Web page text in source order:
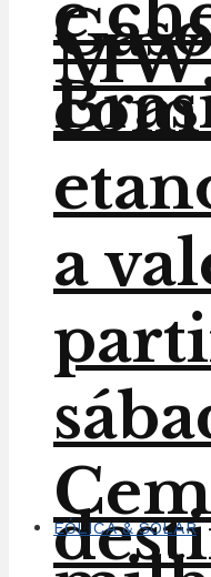
MW
com
a
EÓLICA & SOLAR